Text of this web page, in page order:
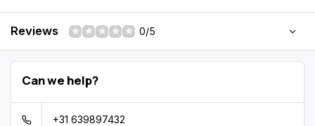
Reviews 0/5
Can we help?
+31 639897432